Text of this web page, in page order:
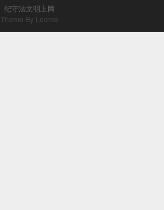
纪守法文明上网
Theme By Loome